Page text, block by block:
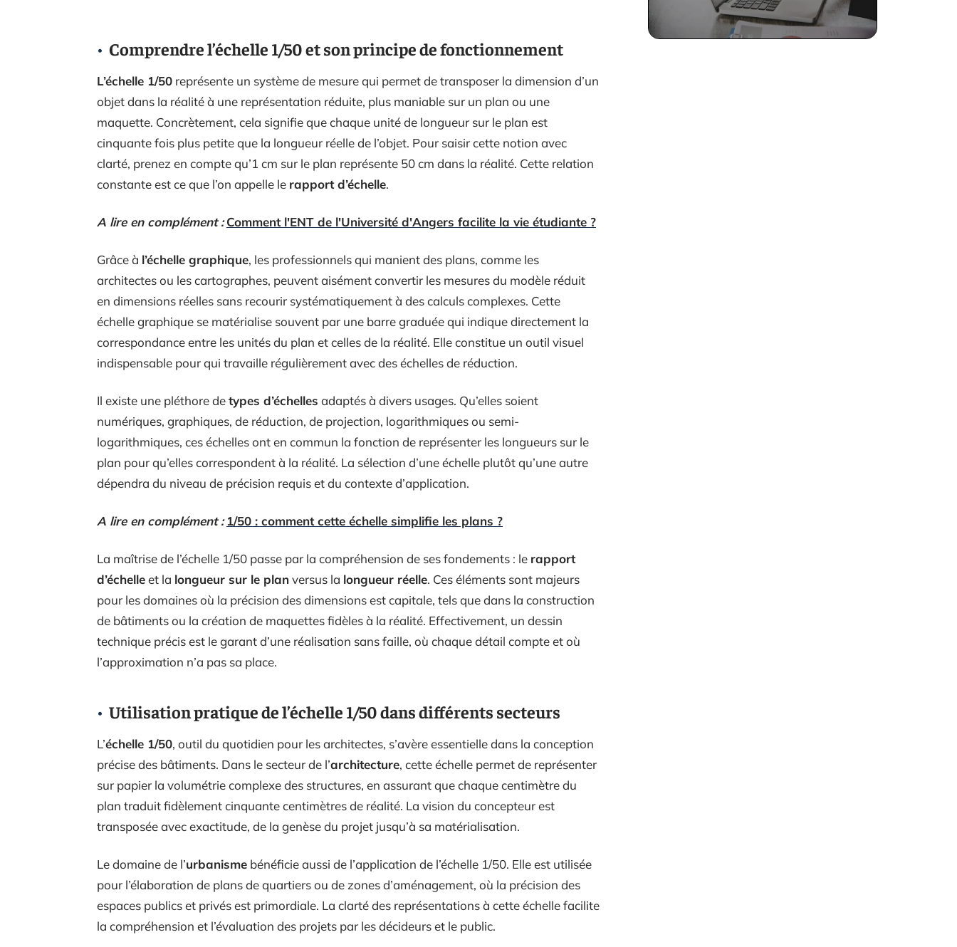
Comprendre l’échelle 1/50 et son principe de fonctionnement
L’échelle 1/50 représente un système de mesure qui permet de transposer la dimension d’un
objet dans la réalité à une représentation réduite, plus maniable sur un plan ou une
maquette. Concrètement, cela signifie que chaque unité de longueur sur le plan est
cinquante fois plus petite que la longueur réelle de l’objet. Pour saisir cette notion avec
clarté, prenez en compte qu’1 cm sur le plan représente 50 cm dans la réalité. Cette relation
constante est ce que l’on appelle le rapport d’échelle.
A lire en complément : Comment l'ENT de l'Université d'Angers facilite la vie étudiante ?
Grâce à l’échelle graphique, les professionnels qui manient des plans, comme les
architectes ou les cartographes, peuvent aisément convertir les mesures du modèle réduit
en dimensions réelles sans recourir systématiquement à des calculs complexes. Cette
échelle graphique se matérialise souvent par une barre graduée qui indique directement la
correspondance entre les unités du plan et celles de la réalité. Elle constitue un outil visuel
indispensable pour qui travaille régulièrement avec des échelles de réduction.
Il existe une pléthore detypes d’échelles adaptés à divers usages. Qu’elles soient
numériques, graphiques, de réduction, de projection, logarithmiques ou semi-
logarithmiques, ces échelles ont en commun la fonction de représenter les longueurs sur le
plan pour qu’elles correspondent à la réalité. La sélection d’une échelle plutôt qu’une autre
dépendra du niveau de précision requis et du contexte d’application.
A lire en complément : 1/50 : comment cette échelle simplifie les plans ?
La maîtrise de l’échelle 1/50 passe par la compréhension de ses fondements : le rapport
d’échelleet la longueur sur le planversus la longueur réelle. Ces éléments sont majeurs
pour les domaines où la précision des dimensions est capitale, tels que dans la construction
de bâtiments ou la création de maquettes fidèles à la réalité. Effectivement, un dessin
technique précis est le garant d’une réalisation sans faille, où chaque détail compte et où
l’approximation n’a pas sa place.
Utilisation pratique de l’échelle 1/50 dans différents secteurs
L’échelle 1/50, outil du quotidien pour les architectes, s’avère essentielle dans la conception
précise des bâtiments. Dans le secteur de l’architecture, cette échelle permet de représenter
sur papier la volumétrie complexe des structures, en assurant que chaque centimètre du
plan traduit fidèlement cinquante centimètres de réalité. La vision du concepteur est
transposée avec exactitude, de la genèse du projet jusqu’à sa matérialisation.
Le domaine de l’urbanisme bénéficie aussi de l’application de l’échelle 1/50. Elle est utilisée
pour l’élaboration de plans de quartiers ou de zones d’aménagement, où la précision des
espaces publics et privés est primordiale. La clarté des représentations à cette échelle facilite
la compréhension et l’évaluation des projets par les décideurs et le public.